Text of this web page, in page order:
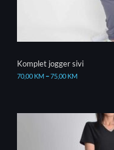
Komplet jogger sivi
70,00 KM–75,00 KM